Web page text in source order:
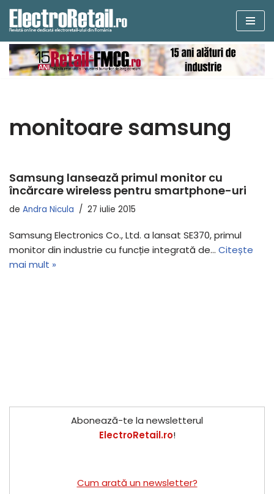
Sari
la
conținut
monitoare samsung
Samsung lansează primul monitor cu
încărcare wireless pentru smartphone-uri
de Andra Nicula 27 iulie 2015
Samsung Electronics Co., Ltd. a lansat SE370, primul
monitor din industrie cu funcție integrată de… Citește
mai mult »
Abonează-te la newsletterul
ElectroRetail.ro!
Cum arată un newsletter?